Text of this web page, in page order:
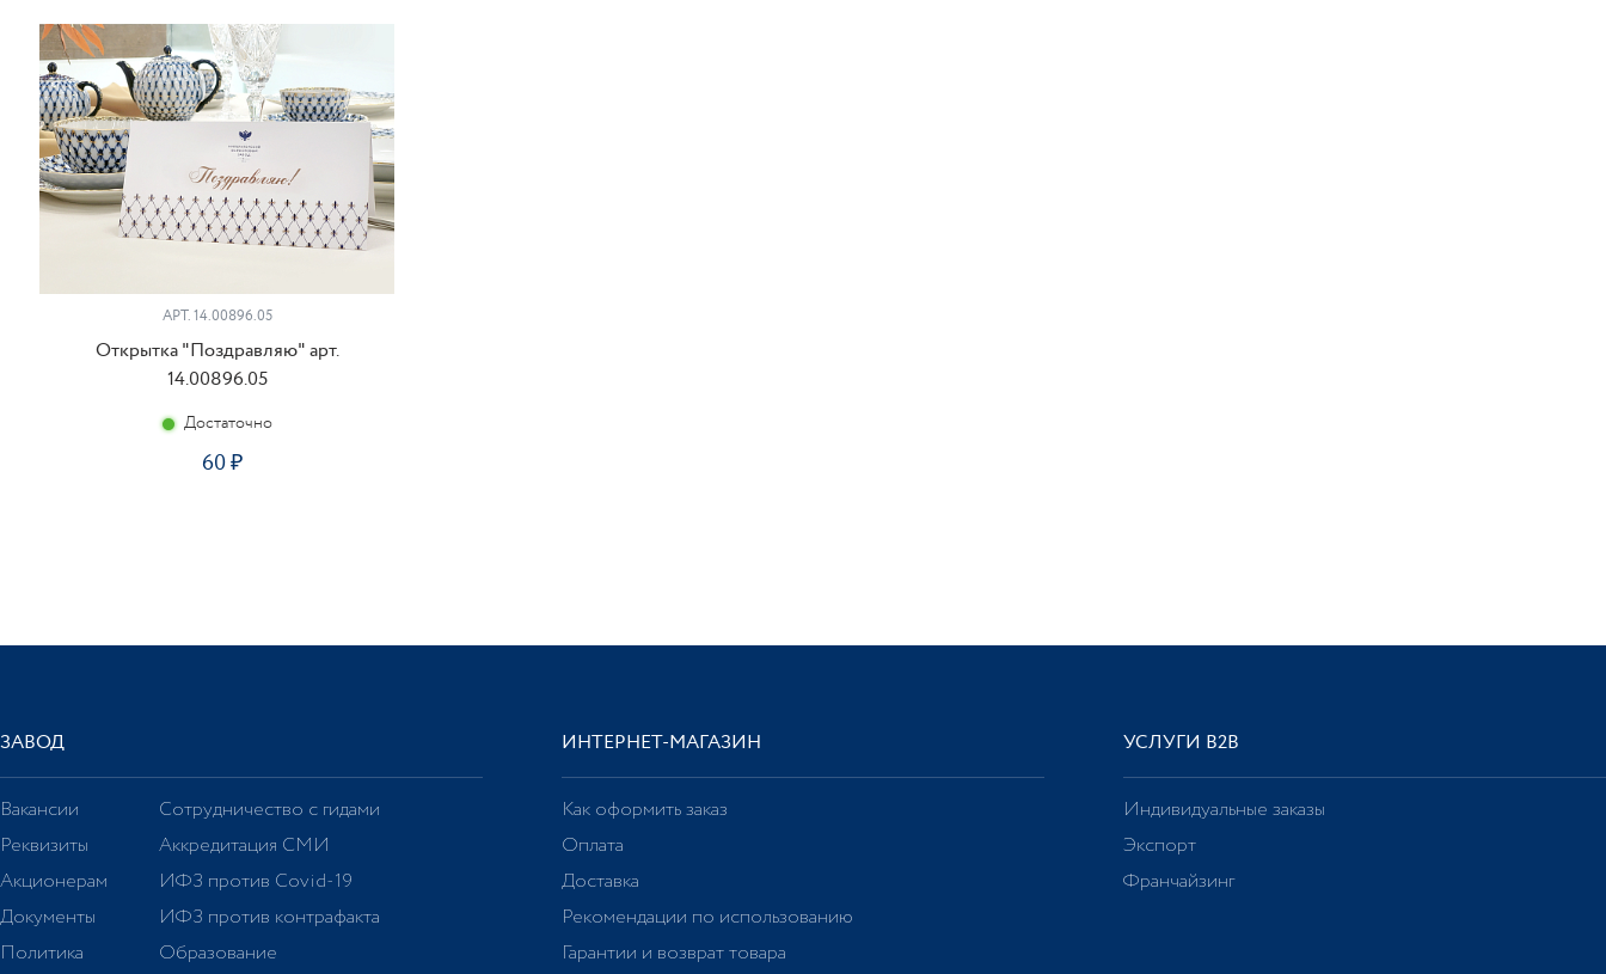
АРТ. 14.00896.05
Открытка "Поздравляю" арт.
14.00896.05
Достаточно
60
ЗАВОД
Вакансии
Реквизиты
Акционерам
Документы
Политика
Сотрудничество с гидами
Аккредитация СМИ
ИФЗ против Covid-19
ИФЗ против контрафакта
Образование
ИНТЕРНЕТ-МАГАЗИН
Как оформить заказ
Оплата
Доставка
Рекомендации по использованию
Гарантии и возврат товара
УСЛУГИ В2В
Индивидуальные заказы
Экспорт
Франчайзинг